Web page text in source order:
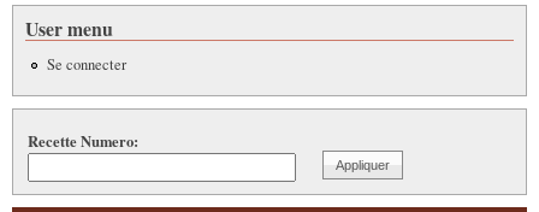
User menu
Se connecter
Recette Numero: